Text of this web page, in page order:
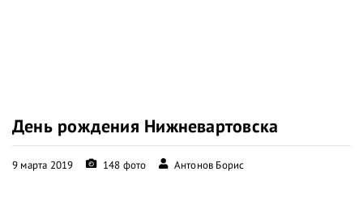
День рождения Нижневартовска
9 марта 2019 148 фото Антонов Борис